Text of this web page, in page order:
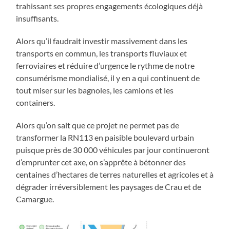
trahissant ses propres engagements écologiques déjà
insuffisants.
Alors qu’il faudrait investir massivement dans les
transports en commun, les transports fluviaux et
ferroviaires et réduire d’urgence le rythme de notre
consumérisme mondialisé, il y en a qui continuent de
tout miser sur les bagnoles, les camions et les
containers.
Alors qu’on sait que ce projet ne permet pas de
transformer la RN113 en paisible boulevard urbain
puisque près de 30 000 véhicules par jour continueront
d’emprunter cet axe, on s’apprête à bétonner des
centaines d’hectares de terres naturelles et agricoles et à
dégrader irréversiblement les paysages de Crau et de
Camargue.